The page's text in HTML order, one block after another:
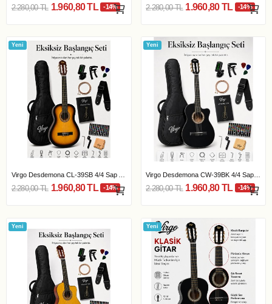
2.280,00 TL 1.960,80 TL -14% 2.280,00 TL 1.960,80 TL -14%
Yeni
2.280,00 TL 1.960,80 TL -14%
Yeni
2.280,00 TL 1.960,80 TL -14%
Yeni Yeni